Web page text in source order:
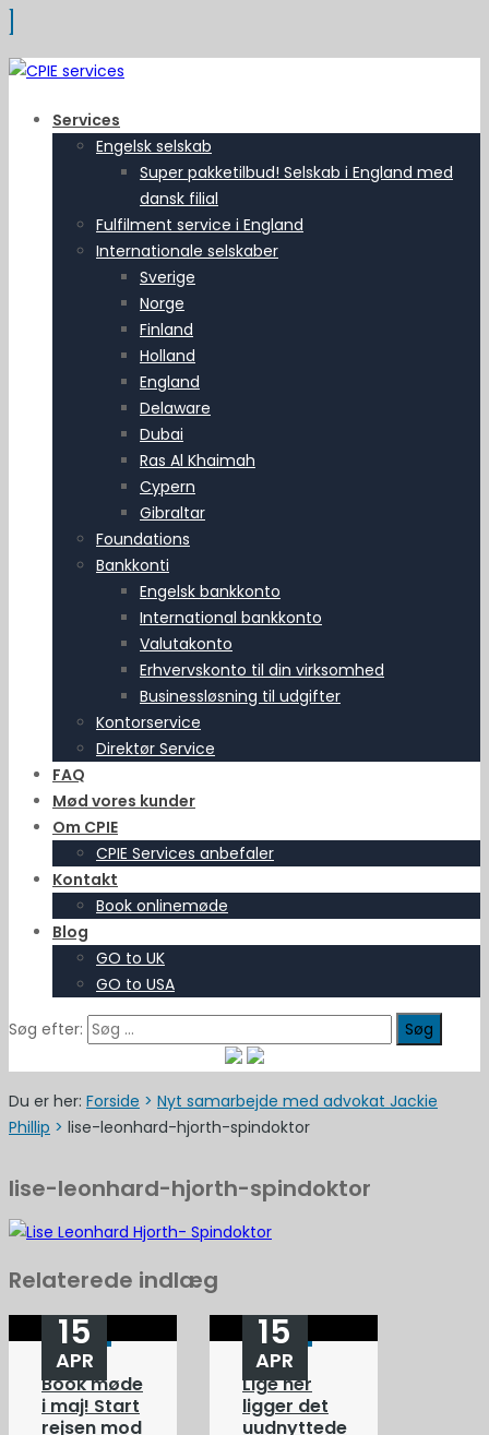
Services
Engelsk selskab
Super pakketilbud! Selskab i England med
dansk filial
Fulfilment service i England
Internationale selskaber
Sverige
Norge
Finland
Holland
England
Delaware
Dubai
Ras Al Khaimah
Cypern
Gibraltar
Foundations
Bankkonti
Engelsk bankkonto
International bankkonto
Valutakonto
Erhvervskonto til din virksomhed
Businessløsning til udgifter
Kontorservice
Direktør Service
FAQ
Mød vores kunder
Om CPIE
CPIE Services anbefaler
Kontakt
Book onlinemøde
Blog
GO to UK
GO to USA
Søg efter:
Du er her: Forside > Nyt samarbejde med advokat Jackie
Phillip > lise-leonhard-hjorth-spindoktor
lise-leonhard-hjorth-spindoktor
Relaterede indlæg
Book møde
i maj! Start
rejsen mod
15
APR
Lige her
ligger det
uudnyttede
15
APR